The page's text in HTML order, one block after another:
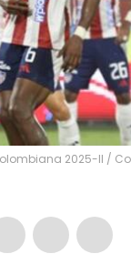
2025-II /